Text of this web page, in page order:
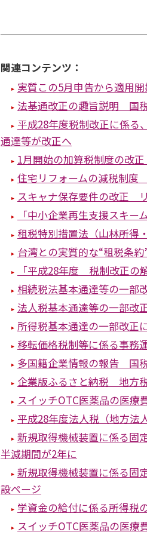
関連コンテンツ：
実質この5月申告から適用
法基通改正の趣旨説明 国
平成28年度税制改正に係
通達等が改正へ
1月開始の加算税制度の改
住宅リフォームの減税制
スキャナ保存要件の改正
「中小企業再生支援スキー
租税特別措置法（山林所得
台湾との実質的な“租税条
「平成28年度 税制改正
相続税法基本通達等の一部
法人税基本通達等の一部改
所得税基本通達の一部改正
移転価格税制等に係る事務
多国籍企業情報の報告 国
企業版ふるさと納税 地方
スイッチOTC医薬品の医
平成28年度法人税（地方法
新規取得機械装置に係る固
半減期間が2年に
新規取得機械装置に係る
設ページ
学資金の給付に係る所得
スイッチOTC医薬品の医